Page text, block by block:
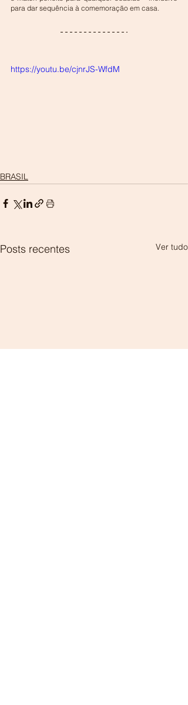
para dar sequência à comemoração em casa.
https://youtu.be/cjnrJS-WfdM
BRASIL
Posts recentes Ver tudo